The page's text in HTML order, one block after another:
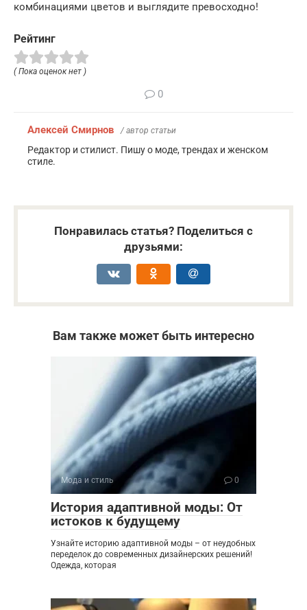
комбинациями цветов и выглядите превосходно!
Рейтинг
( Пока оценок нет )
0
Алексей Смирнов / автор статьи
Редактор и стилист. Пишу о моде, трендах и женском
стиле.
Понравилась статья? Поделиться с
друзьями:
Вам также может быть интересно
Мода и стиль 0
История адаптивной моды: От
истоков к будущему
Узнайте историю адаптивной моды – от неудобных
переделок до современных дизайнерских решений!
Одежда, которая